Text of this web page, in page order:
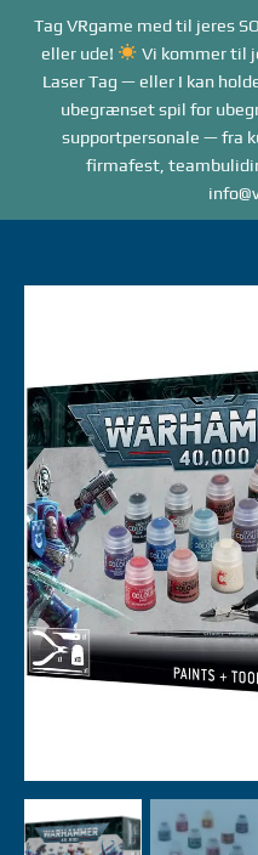
Tag VRgame med til jeres
eller ude!
Vi kommer til
Laser Tag — eller I kan
ubegrænset spil for
supportpersonale — fra
firmafest,
indhold